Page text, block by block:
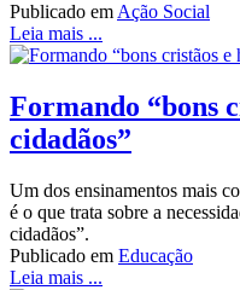
Publicado em Ação Social
Leia mais ...
Formando “bons
cidadãos”
Um dos ensinamentos mais
é o que trata sobre a
cidadãos”.
Publicado em Educação
Leia mais ...